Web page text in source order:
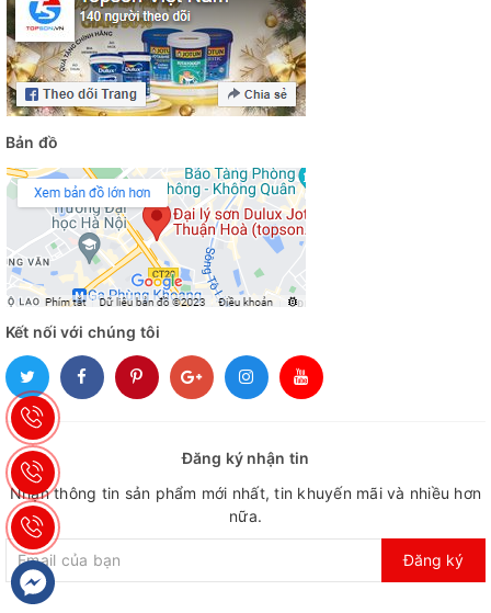
Bản đồ
Kết nối với chúng tôi
Đăng ký nhận tin
Nhận thông tin sản phẩm mới nhất, tin khuyến mãi và nhiều hơn
nữa.
Đăng ký